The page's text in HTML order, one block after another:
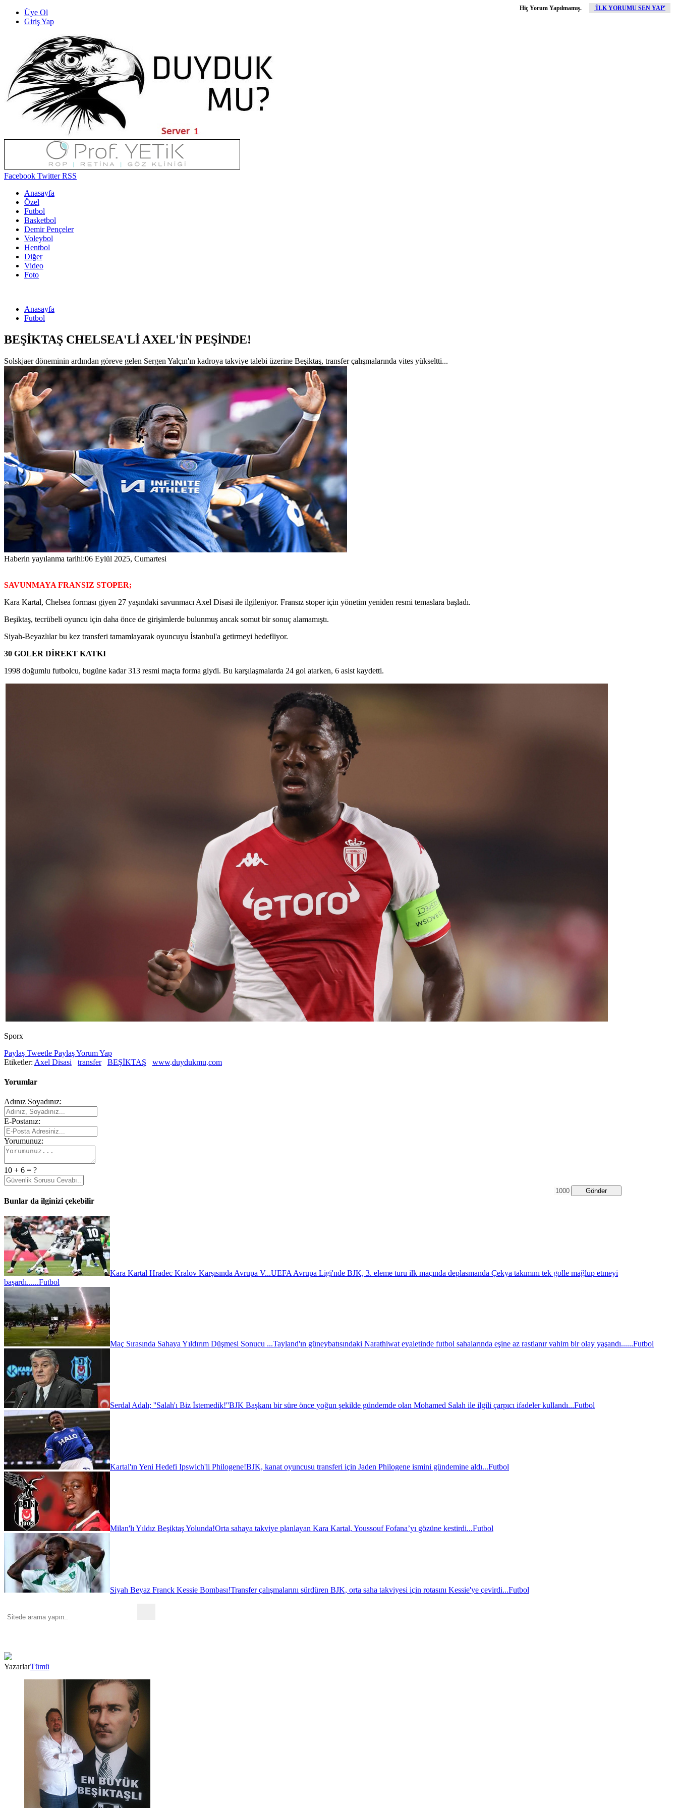
Üye Ol
Giriş Yap
Facebook TwitterRSS
Anasayfa
Özel
Futbol
Basketbol
Demir Pençeler
Voleybol
Hentbol
Diğer
Video
Foto
Anasayfa
Futbol
BEŞİKTAŞ CHELSEA'Lİ AXEL'İN PEŞİNDE!
Solskjaer döneminin ardından göreve gelen Sergen Yalçın'ın kadroya takviye talebi üzerine Beşiktaş, transfer çalışmalarında vites yükseltti...
Haberin yayılanma tarihi:06 Eylül 2025, Cumartesi
SAVUNMAYA FRANSIZ STOPER;
Kara Kartal, Chelsea forması giyen 27 yaşındaki savunmacı Axel Disasi ile ilgileniyor. Fransız stoper için yönetim yeniden resmi temaslara başladı.
Beşiktaş, tecrübeli oyuncu için daha önce de girişimlerde bulunmuş ancak somut bir sonuç alamamıştı.
Siyah-Beyazlılar bu kez transferi tamamlayarak oyuncuyu İstanbul'a getirmeyi hedefliyor.
30 GOLER DİREKT KATKI
1998 doğumlu futbolcu, bugüne kadar 313 resmi maçta forma giydi. Bu karşılaşmalarda 24 gol atarken, 6 asist kaydetti.
Sporx
Paylaş Tweetle PaylaşYorum Yap
Etiketler: Axel Disasi transfer BEŞİKTAŞ www.duydukmu.com
Yorumlar
Hiç Yorum Yapılmamış. 'İLK YORUMU SEN YAP'
Adınız Soyadınız:
E-Postanız:
Yorumunuz:
10 + 6 = ?
Gönder
Bunlar da ilginizi çekebilir
Kara Kartal Hradec Kralov Karşısında Avrupa V...UEFA Avrupa Ligi'nde BJK, 3. eleme turu ilk maçında deplasmanda Çekya takımını tek golle mağlup etmeyi
başardı......Futbol
Maç Sırasında Sahaya Yıldırım Düşmesi Sonucu ...Tayland'ın güneybatısındaki Narathiwat eyaletinde futbol sahalarında eşine az rastlanır vahim bir olay yaşandı......Futbol
Serdal Adalı; ''Salah'ı Biz İstemedik!''BJK Başkanı bir süre önce yoğun şekilde gündemde olan Mohamed Salah ile ilgili çarpıcı ifadeler kullandı...Futbol
Kartal'ın Yeni Hedefi Ipswich'li Philogene!BJK, kanat oyuncusu transferi için Jaden Philogene ismini gündemine aldı...Futbol
Milan'lı Yıldız Beşiktaş Yolunda!Orta sahaya takviye planlayan Kara Kartal, Youssouf Fofana’yı gözüne kestirdi...Futbol
Siyah Beyaz Franck Kessie Bombası!Transfer çalışmalarını sürdüren BJK, orta saha takviyesi için rotasını Kessie'ye çevirdi...Futbol
YazarlarTümü